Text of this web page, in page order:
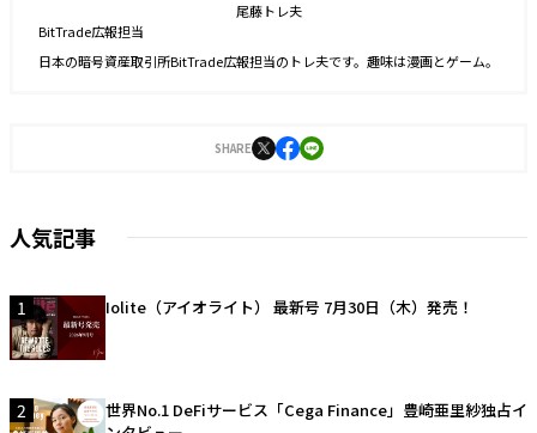
尾藤トレ夫
BitTrade広報担当
日本の暗号資産取引所BitTrade広報担当のトレ夫です。趣味は漫画とゲーム。
SHARE
人気記事
1 Iolite（アイオライト） 最新号 7月30日（木）発売！
2
世界No.1 DeFiサービス「Cega Finance」豊崎亜里紗独占イ